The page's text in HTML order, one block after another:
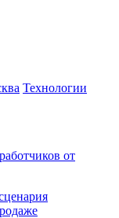
Технологии
от